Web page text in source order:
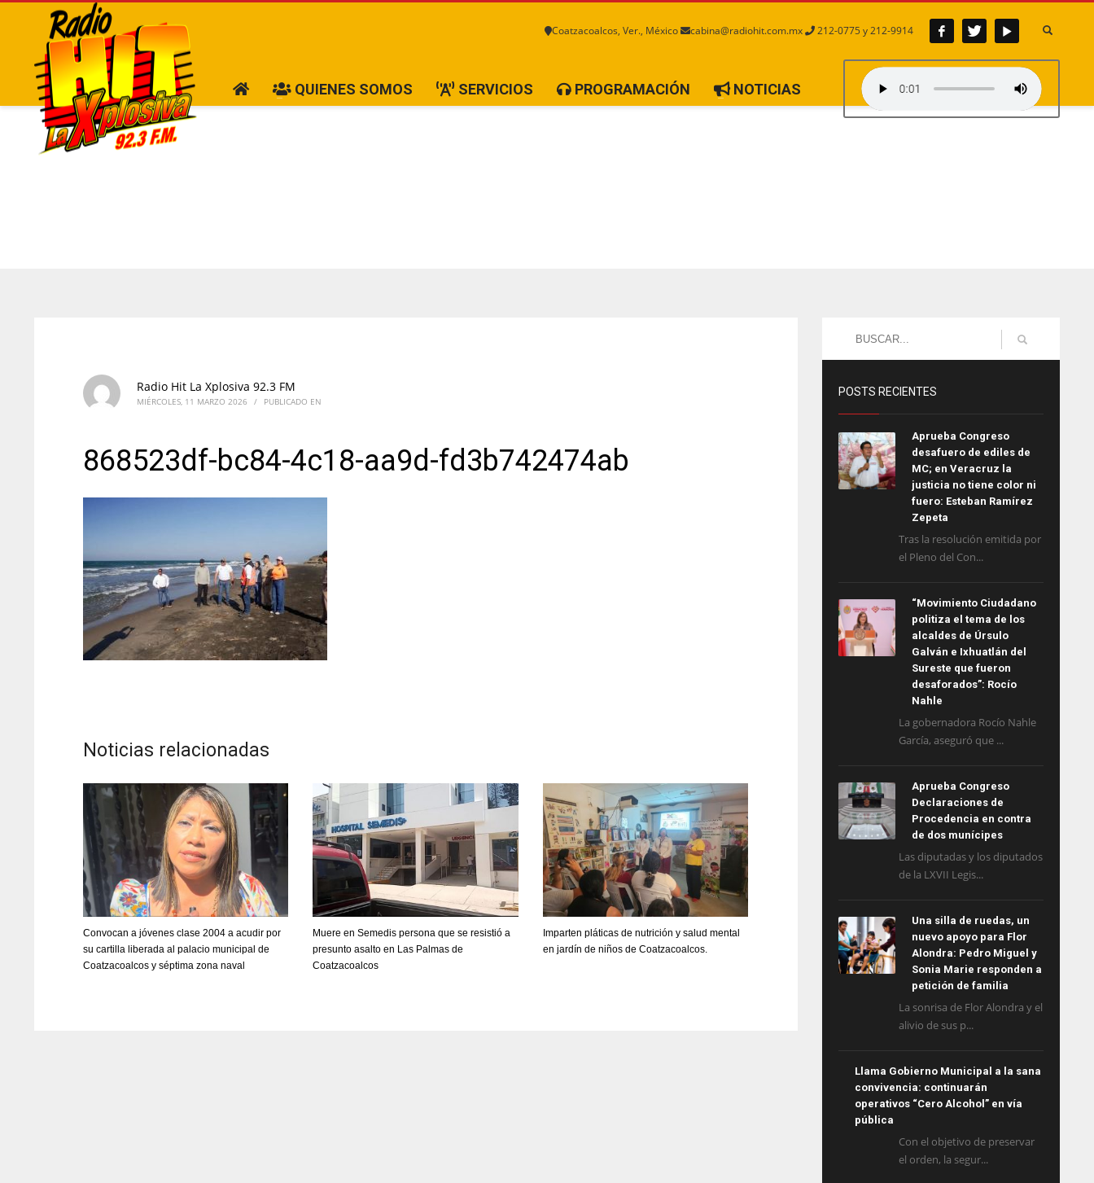
Coatzacoalcos, Ver., México cabina@radiohit.com.mx 212-0775 y 212-9914
QUIENES SOMOS SERVICIOS PROGRAMACIÓN NOTICIAS
Radio Hit La Xplosiva 92.3 FM
MIÉRCOLES, 11 MARZO 2026 / PUBLICADO EN
868523df-bc84-4c18-aa9d-fd3b742474ab
Noticias relacionadas
Convocan a jóvenes clase 2004 a acudir por
su cartilla liberada al palacio municipal de
Coatzacoalcos y séptima zona naval
Muere en Semedis persona que se resistió a
presunto asalto en Las Palmas de
Coatzacoalcos
Imparten pláticas de nutrición y salud mental
en jardín de niños de Coatzacoalcos.
POSTS RECIENTES
Aprueba Congreso
desafuero de ediles de
MC; en Veracruz la
justicia no tiene color ni
fuero: Esteban Ramírez
Zepeta
Tras la resolución emitida por
el Pleno del Con...
“Movimiento Ciudadano
politiza el tema de los
alcaldes de Úrsulo
Galván e Ixhuatlán del
Sureste que fueron
desaforados”: Rocío
Nahle
La gobernadora Rocío Nahle
García, aseguró que ...
Aprueba Congreso
Declaraciones de
Procedencia en contra
de dos munícipes
Las diputadas y los diputados
de la LXVII Legis...
Una silla de ruedas, un
nuevo apoyo para Flor
Alondra: Pedro Miguel y
Sonia Marie responden a
petición de familia
La sonrisa de Flor Alondra y el
alivio de sus p...
Llama Gobierno Municipal a la sana
convivencia: continuarán
operativos “Cero Alcohol” en vía
pública
Con el objetivo de preservar
el orden, la segur...